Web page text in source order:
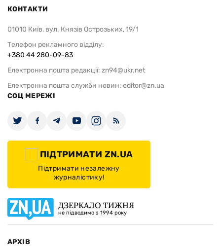
КОНТАКТИ
01010 Київ, вул. Князів Острозьких, 19/1
Телефон рекламного відділу:
+380 44 280-09-83
Електронна пошта редакції: zn94@ukr.net
Електронна пошта служби новин: editor@zn.ua
СОЦ МЕРЕЖІ
ПІДТРИМАТИ ZN.UA
Підтримати незалежну
журналістику!
ДЗЕРКАЛО ТИЖНЯ
не підводимо з 1994 року
АРХІВ